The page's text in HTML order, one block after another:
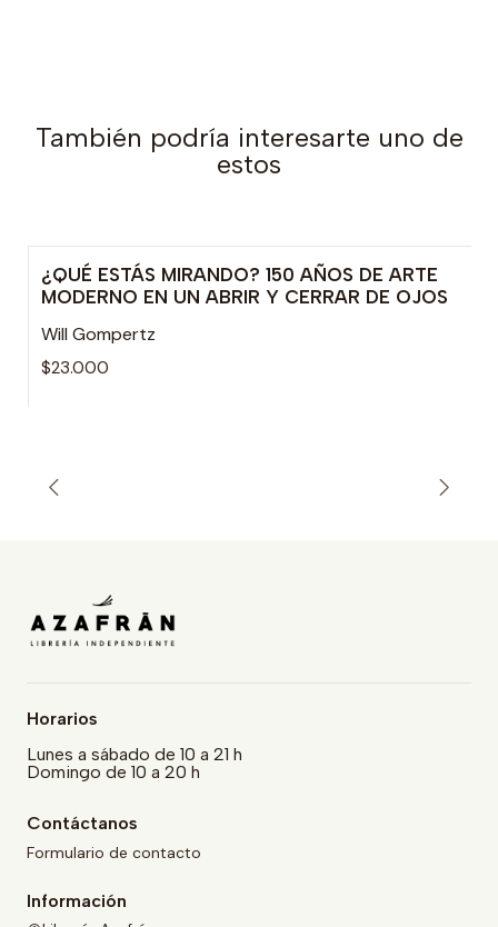
También podría interesarte uno de
estos
Agotado
¿QUÉ ESTÁS MIRANDO? 150 AÑOS DE ARTE
MODERNO EN UN ABRIR Y CERRAR DE OJOS
Will Gompertz
$23.000
Horarios
Lunes a sábado de 10 a 21 h
Domingo de 10 a 20 h
Contáctanos
Formulario de contacto
Información